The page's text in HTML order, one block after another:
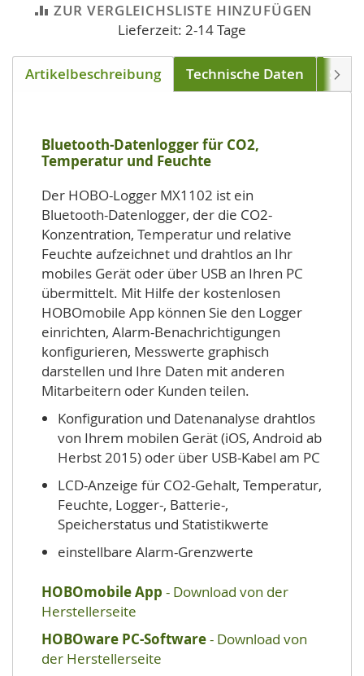
ZUR VERGLEICHSLISTE HINZUFÜGEN
Lieferzeit: 2-14 Tage
Artikelbeschreibung Technische Daten
Bluetooth-Datenlogger für CO2,
Temperatur und Feuchte
Der HOBO-Logger MX1102 ist ein
Bluetooth-Datenlogger, der die CO2-
Konzentration, Temperatur und relative
Feuchte aufzeichnet und drahtlos an Ihr
mobiles Gerät oder über USB an Ihren PC
übermittelt. Mit Hilfe der kostenlosen
HOBOmobile App können Sie den Logger
einrichten, Alarm-Benachrichtigungen
konfigurieren, Messwerte graphisch
darstellen und Ihre Daten mit anderen
Mitarbeitern oder Kunden teilen.
Konfiguration und Datenanalyse drahtlos
von Ihrem mobilen Gerät (iOS, Android ab
Herbst 2015) oder über USB-Kabel am PC
LCD-Anzeige für CO2-Gehalt, Temperatur,
Feuchte, Logger-, Batterie-,
Speicherstatus und Statistikwerte
einstellbare Alarm-Grenzwerte
HOBOmobile App - Download von der
Herstellerseite
HOBOware PC-Software- Download von
der Herstellerseite